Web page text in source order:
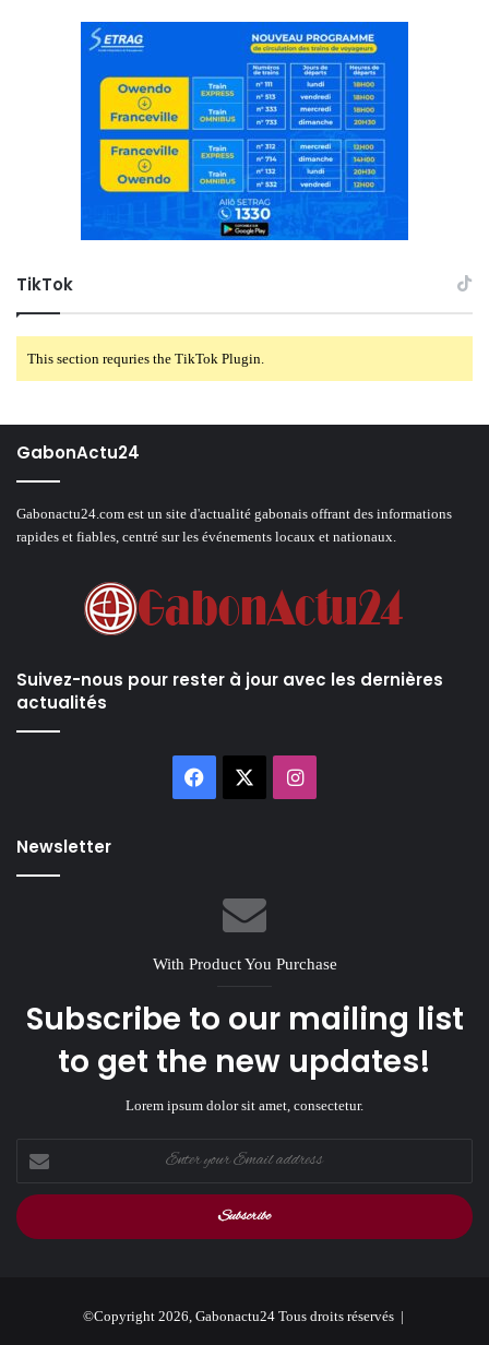
TikTok
This section requries the TikTok Plugin.
GabonActu24
Gabonactu24.com est un site d'actualité gabonais offrant des informations
rapides et fiables, centré sur les événements locaux et nationaux.
Suivez-nous pour rester à jour avec les dernières
actualités
Facebook Instagram
Newsletter
With Product You Purchase
Subscribe to our mailing list
to get the new updates!
Lorem ipsum dolor sit amet, consectetur.
your
Email
address
©Copyright 2026, Gabonactu24 Tous droits réservés |